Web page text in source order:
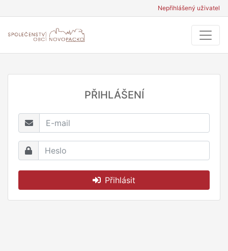
Nepřihlášený uživatel
PŘIHLÁŠENÍ
Přihlásit